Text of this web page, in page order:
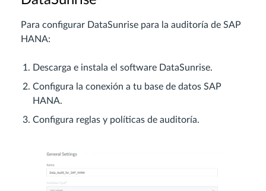
Para configurar DataSunrise para la auditoría de SAP
HANA:
Descarga e instala el software DataSunrise.
Configura la conexión a tu base de datos SAP
HANA.
Configura reglas y políticas de auditoría.